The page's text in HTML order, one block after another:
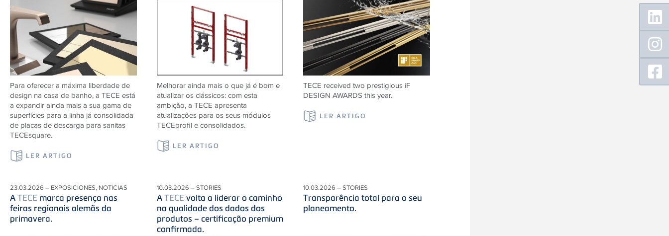
Para oferecer a máxima liberdade de
design na casa de banho, a TECE está
a expandir ainda mais a sua gama de
superfícies para a linha já consolidada
de placas de descarga para sanitas
TECEsquare.
LER ARTIGO
Melhorar ainda mais o que já é bom e
atualizar os clássicos: com esta
ambição, a TECE apresenta
atualizações para os seus módulos
TECEprofil e consolidados.
LER ARTIGO
TECE received two prestigious iF
DESIGN AWARDS this year.
LER ARTIGO
23.03.2026 – EXPOSICIONES, NOTICIAS
ATECE marca presença nas
feiras regionais alemãs da
primavera.
10.03.2026 – STORIES
ATECE volta a liderar o caminho
na qualidade dos dados dos
produtos – certificação premium
confirmada.
10.03.2026 – STORIES
Transparência total para o seu
planeamento.
Floating